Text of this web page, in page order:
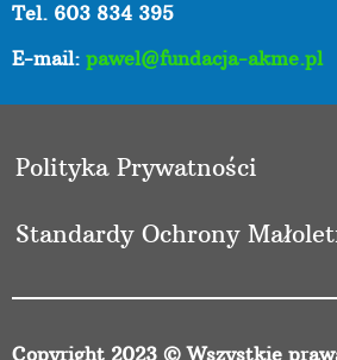
Tel. 603 834 395
E-mail: pawel@fundacja-akme.pl
Polityka Prywatności
Standardy Ochrony
Copyright 2023 © Wszystkie